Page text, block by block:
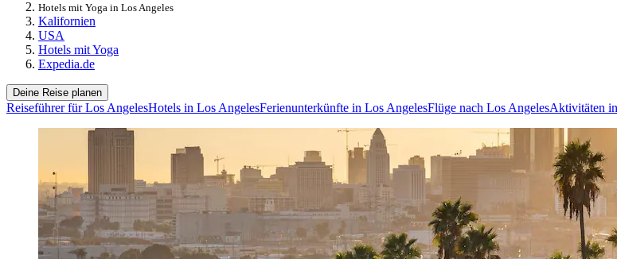
Hotels mit Yoga in Los Angeles
Kalifornien
USA
Hotels mit Yoga
Expedia.de
Deine Reise planen
Reiseführer für Los AngelesHotels in Los AngelesFerienunterkünfte in Los AngelesFlüge nach Los AngelesAktivitäten